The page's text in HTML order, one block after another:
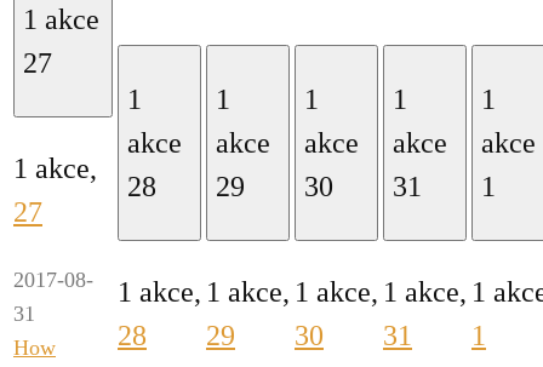
1 akce
27
1 akce,
27
2017-08-
31
How
1
akce
28
1 akce,
28
1
akce
29
1 akce,
29
1
akce
30
1 akce,
30
1
akce
31
1 akce,
31
1
akce
1
1
1